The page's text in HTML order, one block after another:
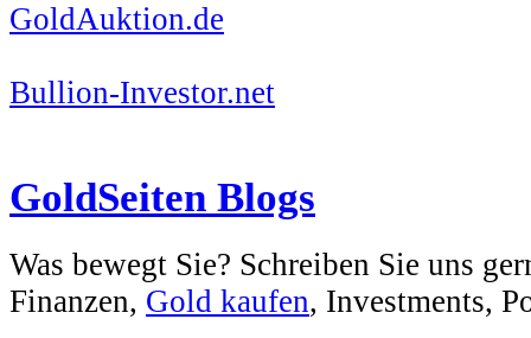
GoldAuktion.de
Bullion-Investor.net
GoldSeiten Blogs
Was bewegt Sie? Schreiben Sie uns
Finanzen, Gold kaufen, Investments,